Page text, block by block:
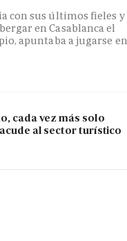
con sus últimos fieles y
en Casablanca el
apuntaba a jugarse en
cada vez más solo
al sector turístico